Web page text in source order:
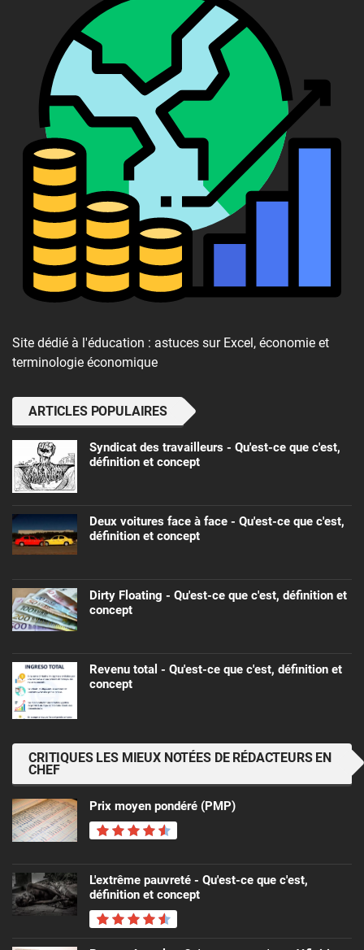
Site dédié à l'éducation : astuces sur Excel, économie et
terminologie économique
ARTICLES POPULAIRES
Syndicat des travailleurs - Qu'est-ce que c'est,
définition et concept
Deux voitures face à face - Qu'est-ce que c'est,
définition et concept
Dirty Floating - Qu'est-ce que c'est, définition et
concept
Revenu total - Qu'est-ce que c'est, définition et
concept
CRITIQUES LES MIEUX NOTÉES DE RÉDACTEURS EN
CHEF
Prix ​​moyen pondéré (PMP)
L'extrême pauvreté - Qu'est-ce que c'est,
définition et concept